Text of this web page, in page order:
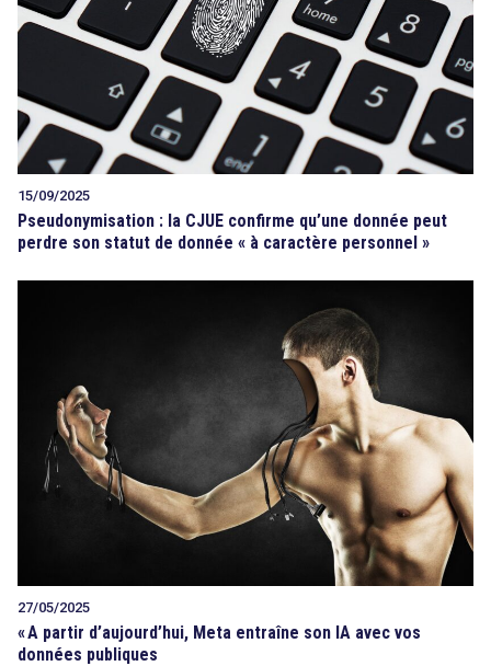
15/09/2025
Pseudonymisation : la CJUE confirme qu’une donnée peut
perdre son statut de donnée « à caractère personnel »
27/05/2025
«A partir d’aujourd’hui, Meta entraîne son IA avec vos
données publiques